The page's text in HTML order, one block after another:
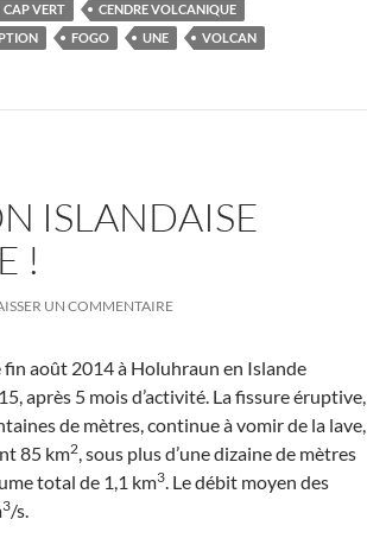
CAP VERT
CENDRE VOLCANIQUE
FOGO UNE VOLCAN
ISLANDAISE
!
UN COMMENTAIRE
fin août 2014 à Holuhraun en Islande
après 5 mois d’activité. La fissure éruptive,
de mètres, continue à vomir de la lave,
85 km2, sous plus d’une dizaine de mètres
total de 1,1 km3. Le débit moyen des
3/s.